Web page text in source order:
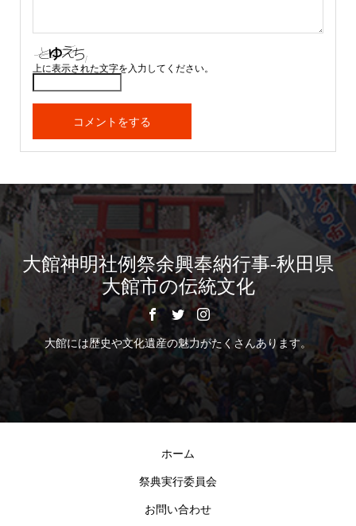
上に表示された文字を入力してください。
大館神明社例祭余興奉納行事-秋田県
大館市の伝統文化
大館には歴史や文化遺産の魅力がたくさんあります。
ホーム
祭典実行委員会
お問い合わせ